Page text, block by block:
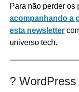
Para não perder os
acompanhando a
esta newsletter
universo tech.
?️ WordPress